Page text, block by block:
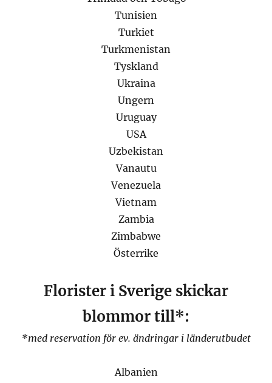
Tunisien
Turkiet
Turkmenistan
Tyskland
Ukraina
Ungern
Uruguay
USA
Uzbekistan
Vanautu
Venezuela
Vietnam
Zambia
Zimbabwe
Österrike
Florister i Sverige skickar
blommor till*:
*med reservation för ev. ändringar i länderutbudet
Albanien